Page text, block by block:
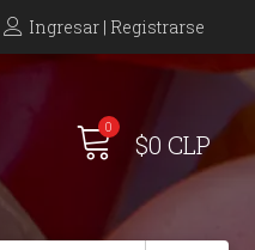
Ingresar | Registrarse
0
$0 CLP